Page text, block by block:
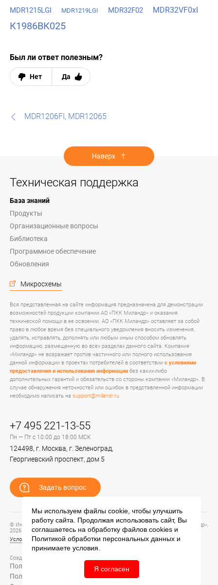
MDR1215LGI MDR1219LGI MDR32F02 MDR32VF0xI
К1986ВК025
Был ли ответ полезным?
Нет Да
MDR1206FI, MDR12065
Наверх
Техническая поддержка
База знаний
Продукты
Организационные вопросы
Библиотека
Программное обеспечение
Обновления
Микросхемы
Вся представленная на сайте информация предназначена для демонстрации
возможностей продукции компании АО «ПКК Миландр» и оказания
технической помощи в ее освоении. АО «ПКК Миландр» оставляет за собой
право в любое время без специального уведомления вносить изменения,
удалять, исправлять, дополнять или любым иным способом обновлять
информацию, размещенную во всех разделах данного сайта. Компания
«Миландр» не возражает против частичного или полного использования
данной информации в проектах потребителей в соответствии с условиями
предоставления и использования информации без каких-либо
дополнительных гарантий и обязательств со стороны компании «Миландр». В
случае обнаружения неточностей или ошибок в представленной информации
необходимо написать на support@milandr.ru
+7 495 221-13-55
Пн — Пт с 10:00 до 18:00 МСК
124498, г. Москва, г. Зеленоград,
Георгиевский проспект, дом 5
Задать вопрос
© Информационный портал технической поддержки ЦП ИС АО «ПКК Миландр»,
2026
Условия предоставления и использования информации
Создание сайта –
Политика обработки персональных данных
Политика конфиденциальности
Мы используем файлы cookie, чтобы улучшить
работу сайта. Продолжая использовать сайт, Вы
соглашаетесь на обработку файлов cookies и
Политикой обработки персональных данных и
принимаете условия.
Я согласен